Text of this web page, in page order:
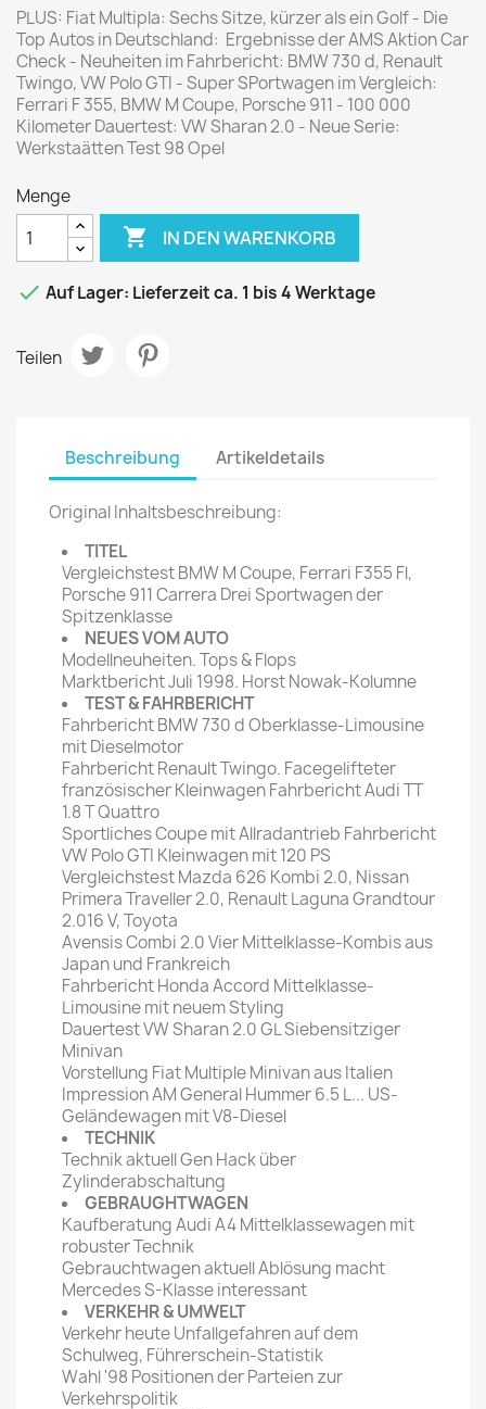
PLUS: Fiat Multipla: Sechs Sitze, kürzer als ein Golf - Die
Top Autos in Deutschland: Ergebnisse der AMS Aktion Car
Check - Neuheiten im Fahrbericht: BMW 730 d, Renault
Twingo, VW Polo GTI - Super SPortwagen im Vergleich:
Ferrari F 355, BMW M Coupe, Porsche 911 - 100 000
Kilometer Dauertest: VW Sharan 2.0 - Neue Serie:
Werkstaätten Test 98 Opel
Menge
 IN DEN WARENKORB
 Auf Lager: Lieferzeit ca. 1 bis 4 Werktage
Teilen
Beschreibung Artikeldetails
Original Inhaltsbeschreibung:
TITEL
Vergleichstest BMW M Coupe, Ferrari F355 Fl,
Porsche 911 Carrera Drei Sportwagen der
Spitzenklasse
NEUES VOM AUTO
Modellneuheiten. Tops & Flops
Marktbericht Juli 1998. Horst Nowak-Kolumne
TEST & FAHRBERICHT
Fahrbericht BMW 730 d Oberklasse-Limousine
mit Dieselmotor
Fahrbericht Renault Twingo. Facegelifteter
französischer Kleinwagen Fahrbericht Audi TT
1.8 T Quattro
Sportliches Coupe mit Allradantrieb Fahrbericht
VW Polo GTI Kleinwagen mit 120 PS
Vergleichstest Mazda 626 Kombi 2.0, Nissan
Primera Traveller 2.0, Renault Laguna Grandtour
2.016 V, Toyota
Avensis Combi 2.0 Vier Mittelklasse-Kombis aus
Japan und Frankreich
Fahrbericht Honda Accord Mittelklasse-
Limousine mit neuem Styling
Dauertest VW Sharan 2.0 GL Siebensitziger
Minivan
Vorstellung Fiat Multiple Minivan aus Italien
Impression AM General Hummer 6.5 L... US-
Geländewagen mit V8-Diesel
TECHNIK
Technik aktuell Gen Hack über
Zylinderabschaltung
GEBRAUGHTWAGEN
Kaufberatung Audi A4 Mittelklassewagen mit
robuster Technik
Gebrauchtwagen aktuell Ablösung macht
Mercedes S-Klasse interessant
VERKEHR & UMWELT
Verkehr heute Unfallgefahren auf dem
Schulweg, Führerschein-Statistik
Wahl '98 Positionen der Parteien zur
Verkehrspolitik